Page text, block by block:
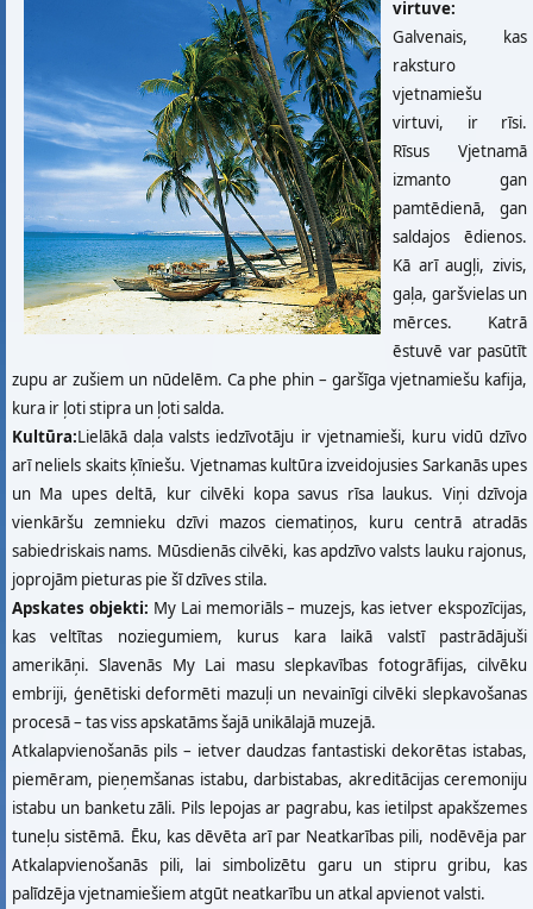
virtuve:
Galvenais, kas
raksturo
vjetnamiešu
virtuvi, ir rīsi.
Rīsus Vjetnamā
izmanto gan
pamtēdienā, gan
saldajos ēdienos.
Kā arī augļi, zivis,
gaļa, garšvielas un
mērces. Katrā
ēstuvē var pasūtīt
zupu ar zušiem un nūdelēm. Ca phe phin – garšīga vjetnamiešu kafija,
kura ir ļoti stipra un ļoti salda.
Kultūra:Lielākā daļa valsts iedzīvotāju ir vjetnamieši, kuru vidū dzīvo
arī neliels skaits ķīniešu. Vjetnamas kultūra izveidojusies Sarkanās upes
un Ma upes deltā, kur cilvēki kopa savus rīsa laukus. Viņi dzīvoja
vienkāršu zemnieku dzīvi mazos ciematiņos, kuru centrā atradās
sabiedriskais nams. Mūsdienās cilvēki, kas apdzīvo valsts lauku rajonus,
joprojām pieturas pie šī dzīves stila.
Apskates objekti: My Lai memoriāls – muzejs, kas ietver ekspozīcijas,
kas veltītas noziegumiem, kurus kara laikā valstī pastrādājuši
amerikāņi. Slavenās My Lai masu slepkavības fotogrāfijas, cilvēku
embriji, ģenētiski deformēti mazuļi un nevainīgi cilvēki slepkavošanas
procesā – tas viss apskatāms šajā unikālajā muzejā.
Atkalapvienošanās pils – ietver daudzas fantastiski dekorētas istabas,
piemēram, pieņemšanas istabu, darbistabas, akreditācijas ceremoniju
istabu un banketu zāli. Pils lepojas ar pagrabu, kas ietilpst apakšzemes
tuneļu sistēmā. Ēku, kas dēvēta arī par Neatkarības pili, nodēvēja par
Atkalapvienošanās pili, lai simbolizētu garu un stipru gribu, kas
palīdzēja vjetnamiešiem atgūt neatkarību un atkal apvienot valsti.